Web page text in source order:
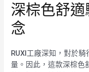
深棕色舒
念
RUXI工廠深知，對於
量。因此，這款深棕色